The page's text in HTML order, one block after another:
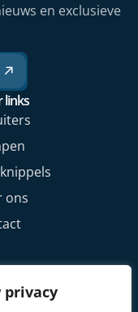
privacy
links
ons
en exclusieve